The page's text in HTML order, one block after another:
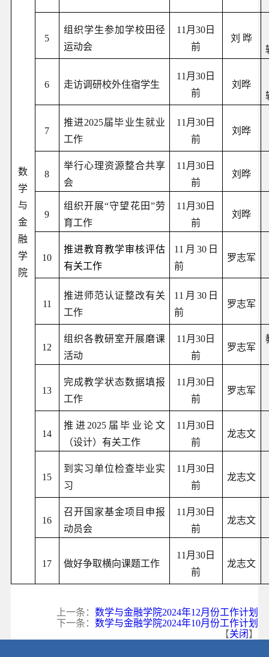
数
学
与
金
融
学
院
5
组织学生参加学校田径
运动会
11月30日
前
刘 晔
6 走访调研校外住宿学生
11月30日
前
刘晔
7
推进2025届毕业生就业
工作
11月30日
前
刘晔
8
举行心理资源整合共享
会
11月30日
前
刘晔
9
组织开展“守望花田”劳
育工作
11月30日
前
刘晔
10
推进教育教学审核评估
有关工作
11月30日
前
罗志军
11
推进师范认证整改有关
工作
11月30日
前
罗志军
12
组织各教研室开展磨课
活动
11月30日
前
罗志军
13
完成教学状态数据填报
工作
11月30日
前
罗志军
14
推进2025届毕业论文
（设计）有关工作
11月30日
前
龙志文
15
到实习单位检查毕业实
习
11月30日
前
龙志文
16
召开国家基金项目申报
动员会
11月30日
前
龙志文
17 做好争取横向课题工作
11月30日
前
龙志文
上一条：数学与金融学院2024年12月份工作计划
下一条：数学与金融学院2024年10月份工作计划
【关闭 】